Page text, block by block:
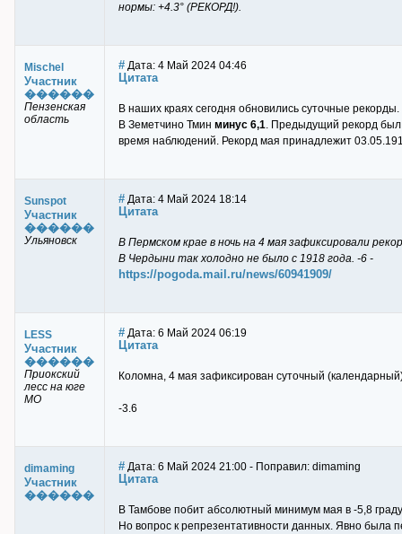
нормы: +4.3° (РЕКОРД!).
Mischel
Участник
������
Пензенская
область
# Дата: 4 Май 2024 04:46
Цитата
В наших краях сегодня обновились суточные
В Земетчино Тмин минус 6,1. Предыдущий рекорд был
время наблюдений. Рекорд мая принадлежит
Sunspot
Участник
������
Ульяновск
# Дата: 4 Май 2024 18:14
Цитата
В Пермском крае в ночь на 4 мая зафиксировали
В Чердыни так холодно не было с 1918 года. -6 -
https://pogoda.mail.ru/news/60941909/
LESS
Участник
������
Приокский
лесс на юге
МО
# Дата: 6 Май 2024 06:19
Цитата
Коломна, 4 мая зафиксирован суточный
-3.6
dimaming
Участник
������
# Дата: 6 Май 2024 21:00 - Поправил: dimaming
Цитата
В Тамбове побит абсолютный минимум мая в -5,8
Но вопрос к репрезентативности данных. Явно была